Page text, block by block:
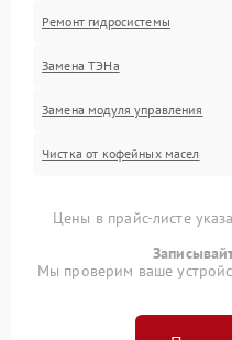
Ремонт гидросистемы
Замена ТЭНа
Замена модуля управления
Чистка от кофейных масел
Цены в прайс-листе
Мы проверим ваше